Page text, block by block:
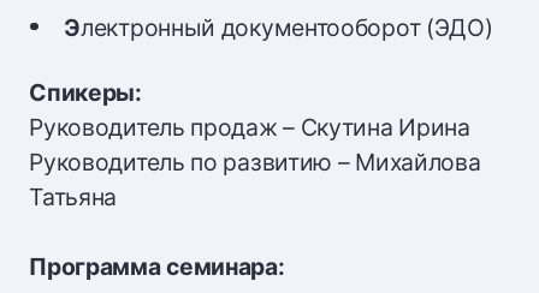
Электронный документооборот (ЭДО)
Спикеры:
Руководитель продаж – Скутина Ирина
Руководитель по развитию – Михайлова
Татьяна
Программа семинара: